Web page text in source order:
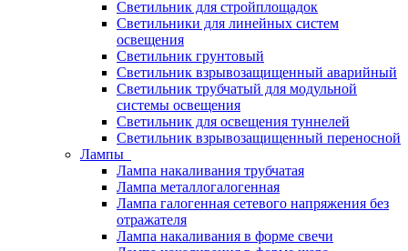
Светильник для стройплощадок
Светильники для линейных систем
освещения
Светильник грунтовый
Светильник взрывозащищенный аварийный
Светильник трубчатый для модульной
системы освещения
Светильник для освещения туннелей
Светильник взрывозащищенный переносной
Лампы
Лампа накаливания трубчатая
Лампа металлогалогенная
Лампа галогенная сетевого напряжения без
отражателя
Лампа накаливания в форме свечи